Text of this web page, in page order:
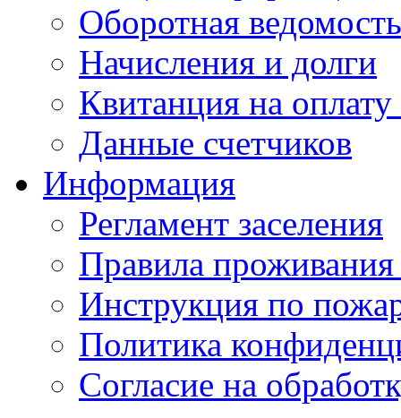
Оборотная ведомость
Начисления и долги
Квитанция на
Данные счетчиков
Информация
Регламент заселения
Правила
Инструкция по
Политика
Cогласие на